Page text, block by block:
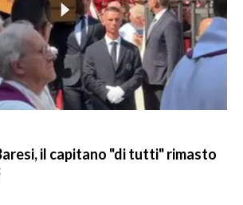
il capitano "di tutti" rimasto